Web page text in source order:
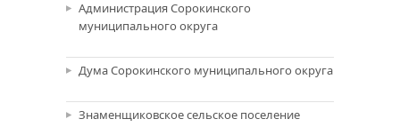
Администрация Сорокинского
муниципального округа
Дума Сорокинского муниципального округа
Знаменщиковское сельское поселение